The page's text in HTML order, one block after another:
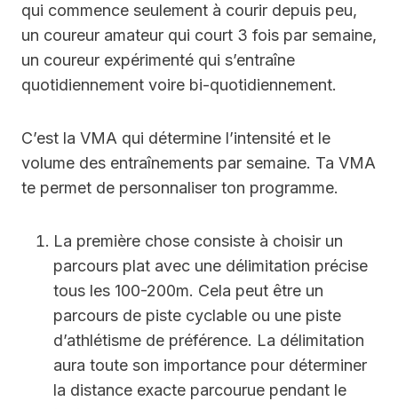
qui commence seulement à courir depuis peu,
un coureur amateur qui court 3 fois par semaine,
un coureur expérimenté qui s’entraîne
quotidiennement voire bi-quotidiennement.
C’est la VMA qui détermine l’intensité et le
volume des entraînements par semaine. Ta VMA
te permet de personnaliser ton programme.
La première chose consiste à choisir un
parcours plat avec une délimitation précise
tous les 100-200m. Cela peut être un
parcours de piste cyclable ou une piste
d’athlétisme de préférence. La délimitation
aura toute son importance pour déterminer
la distance exacte parcourue pendant le